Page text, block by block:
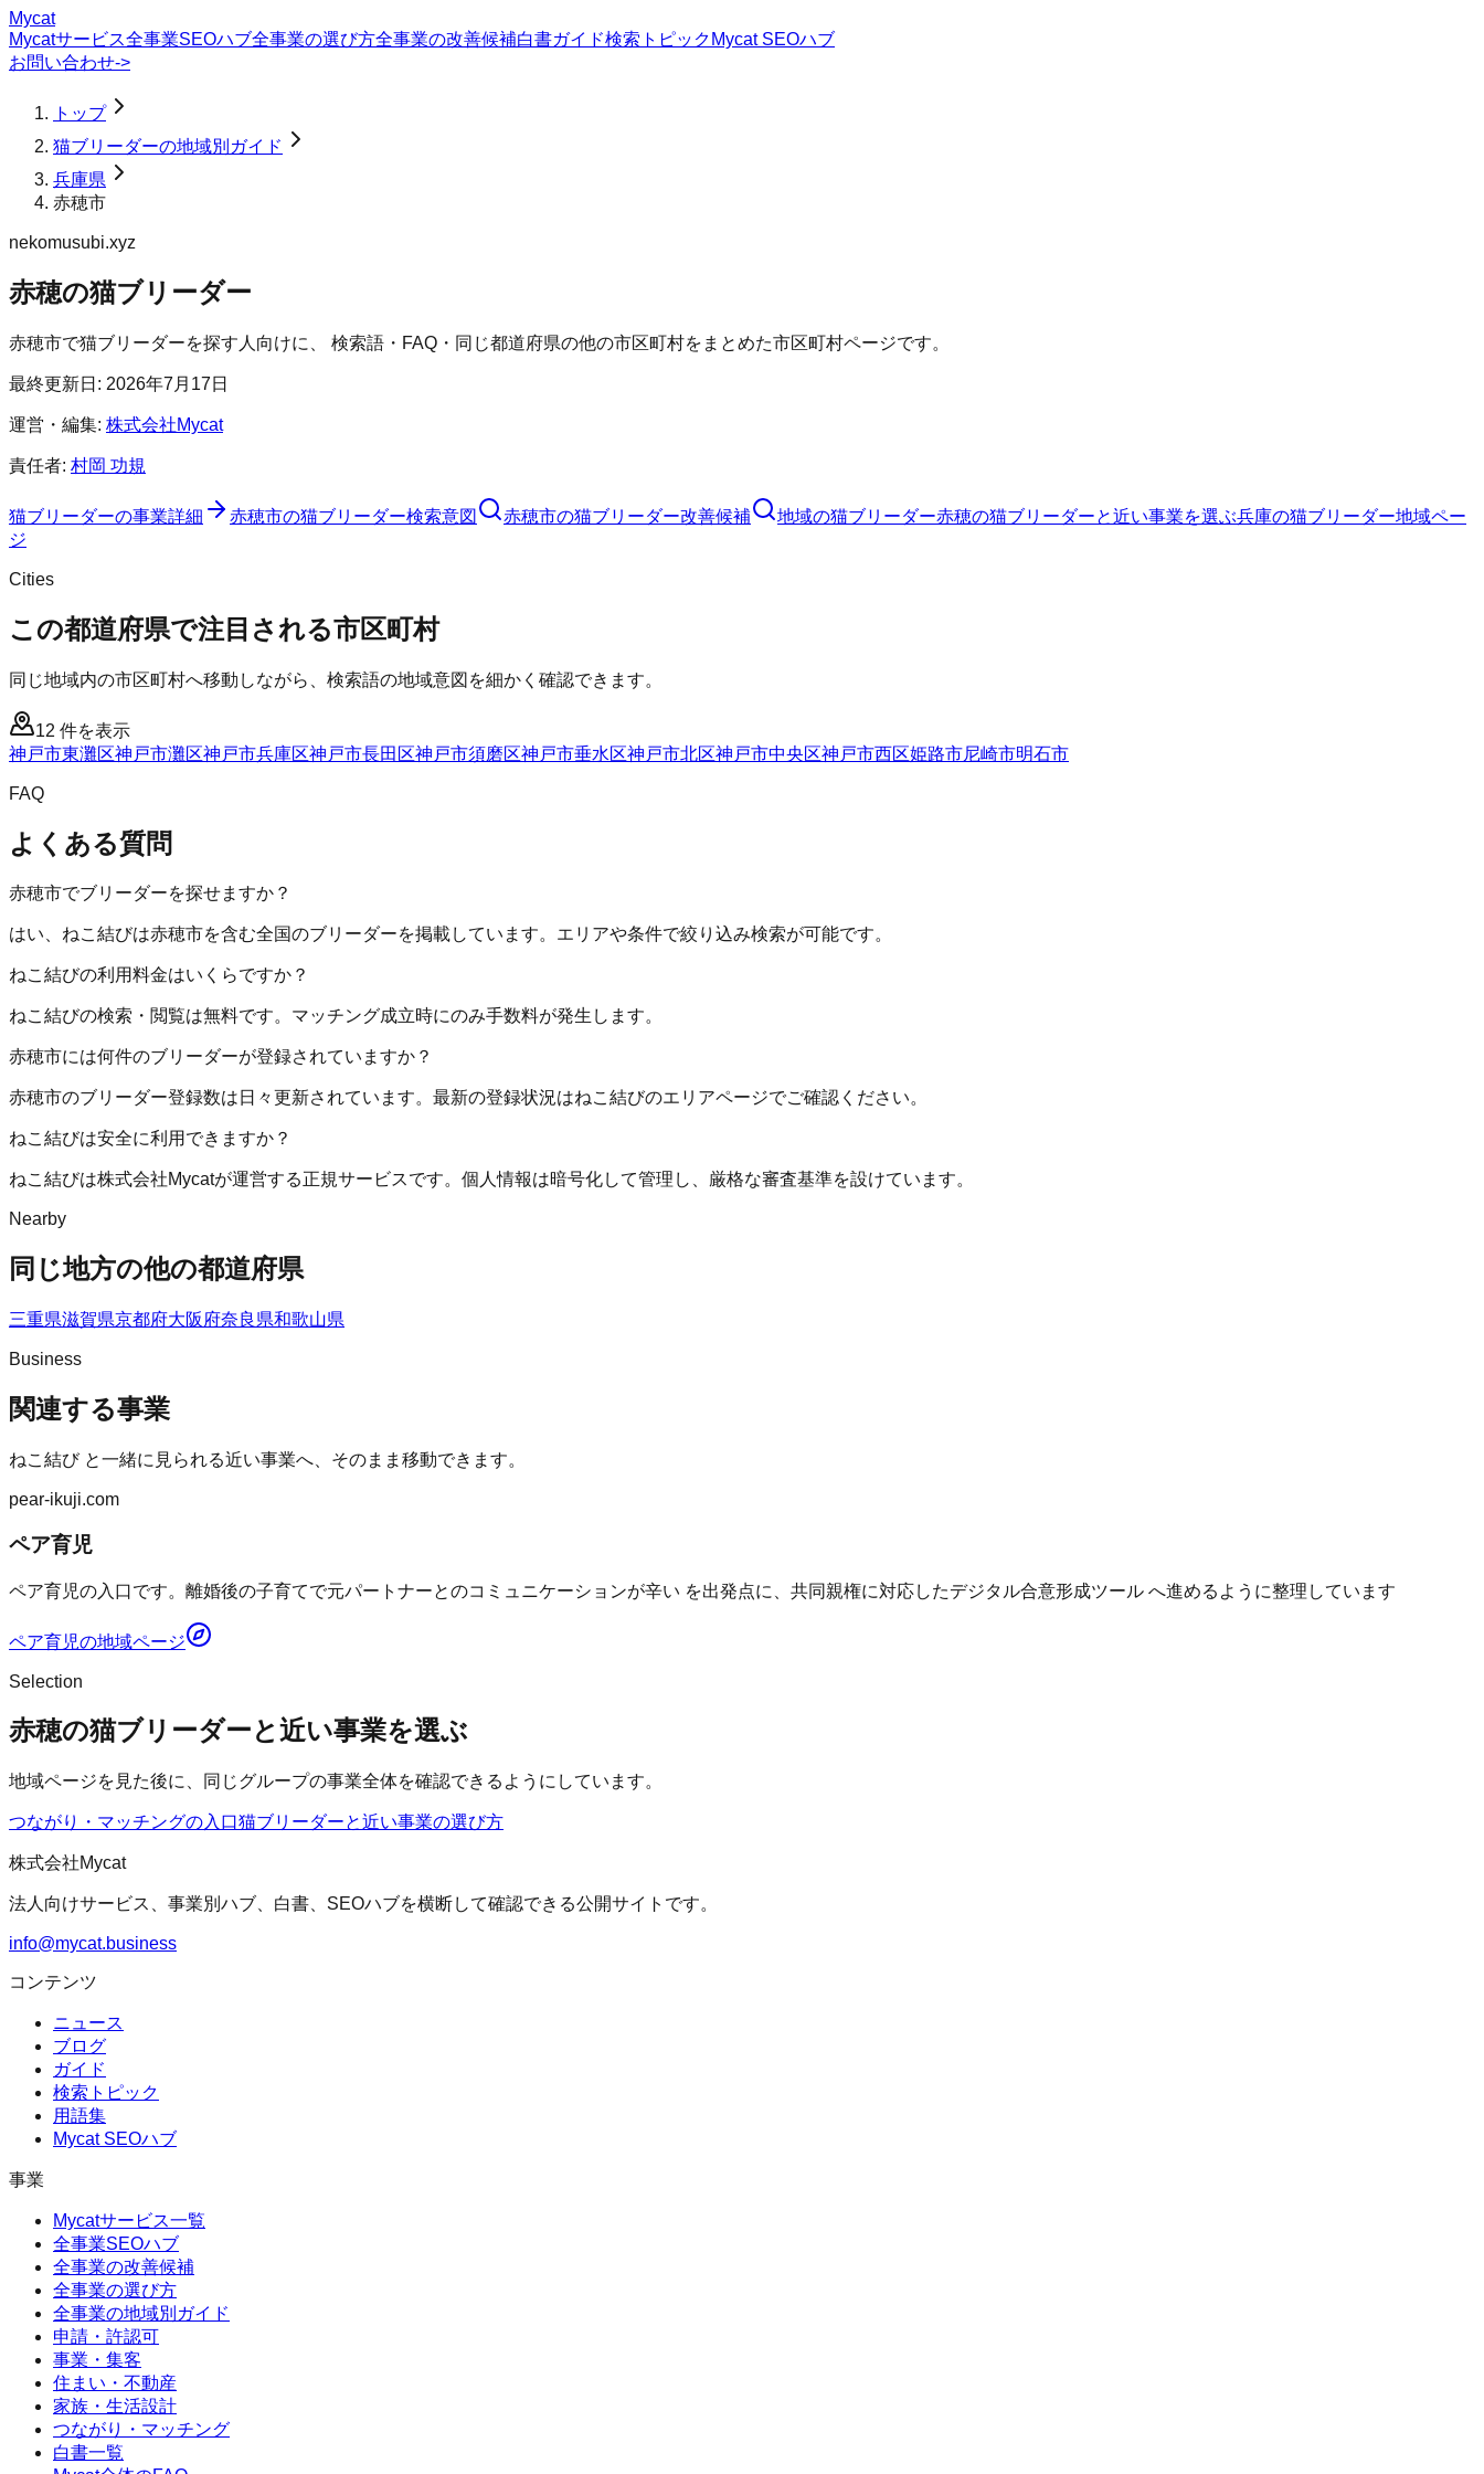
Mycat
Mycatサービス全事業SEOハブ全事業の選び方全事業の改善候補白書ガイド検索トピック Mycat SEOハブ
お問い合わせ->
トップ
猫ブリーダーの地域別ガイド
兵庫県
赤穂市
nekomusubi.xyz
赤穂の猫ブリーダー
赤穂市で猫ブリーダーを探す人向けに、 検索語・FAQ・同じ都道府県の他の市区町村をまとめた市区町村ページです。
最終更新日: 2026年7月17日
運営・編集: 株式会社Mycat
責任者: 村岡 功規
猫ブリーダーの事業詳細 赤穂市の猫ブリーダー検索意図 赤穂市の猫ブリーダー改善候補 地域の猫ブリーダー赤穂の猫ブリーダーと近い事業を選ぶ兵庫の猫ブリーダー地域ペー
ジ
Cities
この都道府県で注目される市区町村
同じ地域内の市区町村へ移動しながら、検索語の地域意図を細かく確認できます。
12 件を表示
神戸市東灘区神戸市灘区神戸市兵庫区神戸市長田区神戸市須磨区神戸市垂水区神戸市北区神戸市中央区神戸市西区姫路市尼崎市明石市
FAQ
よくある質問
赤穂市でブリーダーを探せますか？
はい、ねこ結びは赤穂市を含む全国のブリーダーを掲載しています。エリアや条件で絞り込み検索が可能です。
ねこ結びの利用料金はいくらですか？
ねこ結びの検索・閲覧は無料です。マッチング成立時にのみ手数料が発生します。
赤穂市には何件のブリーダーが登録されていますか？
赤穂市のブリーダー登録数は日々更新されています。最新の登録状況はねこ結びのエリアページでご確認ください。
ねこ結びは安全に利用できますか？
ねこ結びは株式会社Mycatが運営する正規サービスです。個人情報は暗号化して管理し、厳格な審査基準を設けています。
Nearby
同じ地方の他の都道府県
三重県滋賀県京都府大阪府奈良県和歌山県
Business
関連する事業
ねこ結びと一緒に見られる近い事業へ、そのまま移動できます。
pear-ikuji.com
ペア育児
ペア育児の入口です。離婚後の子育てで元パートナーとのコミュニケーションが辛い を出発点に、共同親権に対応したデジタル合意形成ツール へ進めるように整理しています
ペア育児の地域ページ
Selection
赤穂の猫ブリーダーと近い事業を選ぶ
地域ページを見た後に、同じグループの事業全体を確認できるようにしています。
つながり・マッチングの入口猫ブリーダーと近い事業の選び方
株式会社Mycat
法人向けサービス、事業別ハブ、白書、SEOハブを横断して確認できる公開サイトです。
info@mycat.business
コンテンツ
ニュース
ブログ
ガイド
検索トピック
用語集
Mycat SEOハブ
事業
Mycatサービス一覧
全事業SEOハブ
全事業の改善候補
全事業の選び方
全事業の地域別ガイド
申請・許認可
事業・集客
住まい・不動産
家族・生活設計
つながり・マッチング
白書一覧